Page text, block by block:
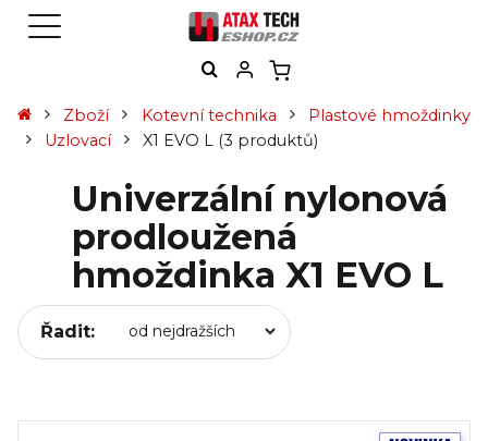
Zboží Kotevní technika
Plastové hmoždinky
Uzlovací
X1 EVO L (3 produktů)
Univerzální nylonová
prodloužená
hmoždinka X1 EVO L
Řadit: